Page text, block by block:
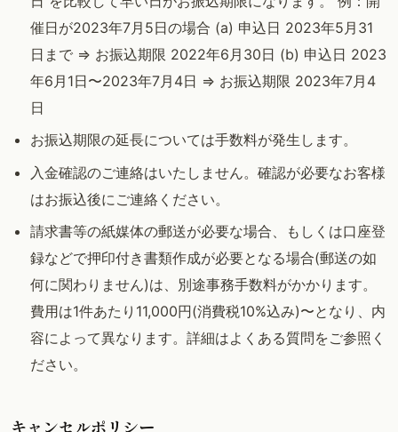
催日が2023年7月5日の場合 (a) 申込日 2023年5月31
日まで => お振込期限 2022年6月30日 (b) 申込日 2023
年6月1日〜2023年7月4日 => お振込期限 2023年7月4
日
お振込期限の延長については手数料が発生します。
入金確認のご連絡はいたしません。確認が必要なお客様
はお振込後にご連絡ください。
請求書等の紙媒体の郵送が必要な場合、もしくは口座登
録などで押印付き書類作成が必要となる場合(郵送の如
何に関わりません)は、別途事務手数料がかかります。
費用は1件あたり11,000円(消費税10%込み)〜となり、内
容によって異なります。詳細はよくある質問をご参照く
ださい。
キャンセルポリシー